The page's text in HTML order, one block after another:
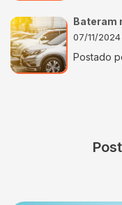
Bateram
07/11/2024
Postado